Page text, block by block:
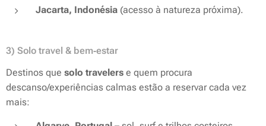
Jacarta, Indonésia (acesso à natureza próxima).
3) Solo travel & bem‑estar
Destinos que solo travelers e quem procura
descanso/experiências calmas estão a reservar cada vez
mais: